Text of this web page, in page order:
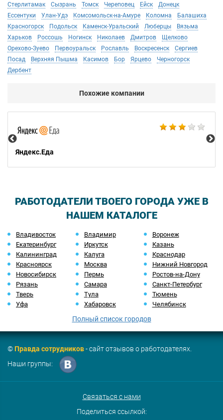
Стерлитамак
Сызрань Томск Череповец Ейск
Донецк
Ессентуки
Улан-Удэ Комсомольск-на-Амуре Коломна
Балашиха
Красногорск
Подольск Каменск-Уральский Люберцы
Вязьма
Харьков
Россошь Ногинск Николаев Дмитров
Щелково
Орехово-Зуево
Первоуральск Рославль Воскресенск
Сергиев
Посад
Верхняя Пышма Касимов Бор Ярцево
Черногорск
Дербент
Похожие компании
Яндекс.Еда
РАБОТОДАТЕЛИ ТВОЕГО ГОРОДА УЖЕ В
НАШЕМ КАТАЛОГЕ
Владивосток Владимир
Воронеж
Екатеринбург
Иркутск
Казань
Калининград
Калуга
Краснодар
Красноярск
Москва
Нижний Новгород
Новосибирск
Пермь
Ростов-на-Дону
Рязань
Самара
Санкт-Петербург
Тверь
Тула
Тюмень
Уфа
Хабаровск Челябинск
Полный список городов
©Правда сотрудников- сайт отзывов о работодателях.
Наши группы:
Связаться с нами
Поделиться ссылкой: